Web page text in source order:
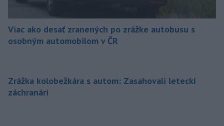
Viac ako desať zranených po zrážke autobusu s
osobným automobilom v ČR
Zrážka kolobežkára s autom: Zasahovali leteckí
záchranári